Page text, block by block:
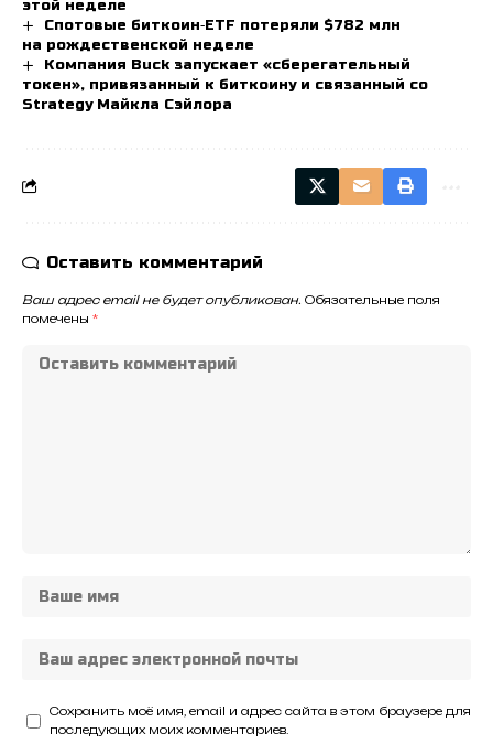
этой неделе
Спотовые биткоин‑ETF потеряли $782 млн
на рождественской неделе
Компания Buck запускает «сберегательный
токен», привязанный к биткоину и связанный со
Strategy Майкла Сэйлора
Оставить комментарий
Ваш адрес email не будет опубликован. Обязательные поля
помечены *
Сохранить моё имя, email и адрес сайта в этом браузере для
последующих моих комментариев.